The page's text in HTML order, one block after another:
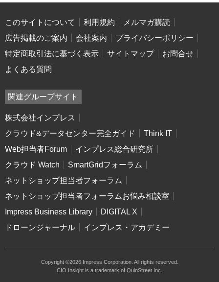
このサイトについて 利用規約
メルマガ購読
広告掲載のご案内
会社案内
プライバシーポリシー
特定商取引法に基づく表示
サイトマップ
お問合せ
よくある質問
関連グループサイト
株式会社インプレス
クラウド&データセンター完全ガイド
Think IT
Web担当者Forum
インプレス総合研究所
クラウド Watch
SmartGridフォーラム
ネットショップ担当者フォーラム
ネットショップ担当者フォーラムお悩み相談室
Impress Business Library
DIGITAL X
ドローンジャーナル
インプレス・アカデミー
Copyright ©2026 Impress Corporation. All rights reserved.
CIO Insight is a trademark of QuinStreet Inc.